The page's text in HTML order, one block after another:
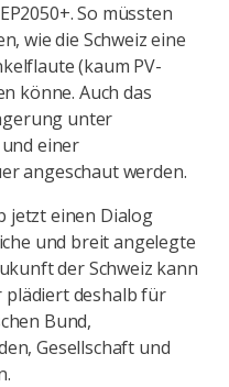
So müssten
wie die Schweiz eine
(kaum PV-
könne. Auch das
unter
einer
angeschaut werden.
jetzt einen Dialog
und breit angelegte
der Schweiz kann
plädiert deshalb für
Bund,
Gesellschaft und